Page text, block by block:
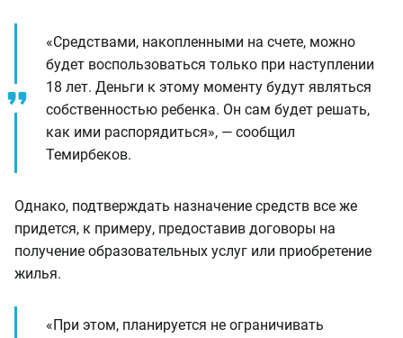
«Средствами, накопленными на счете, можно
будет воспользоваться только при наступлении
18 лет. Деньги к этому моменту будут являться
собственностью ребенка. Он сам будет решать,
как ими распорядиться», — сообщил
Темирбеков.
Однако, подтверждать назначение средств все же
придется, к примеру, предоставив договоры на
получение образовательных услуг или приобретение
жилья.
«При этом, планируется не ограничивать